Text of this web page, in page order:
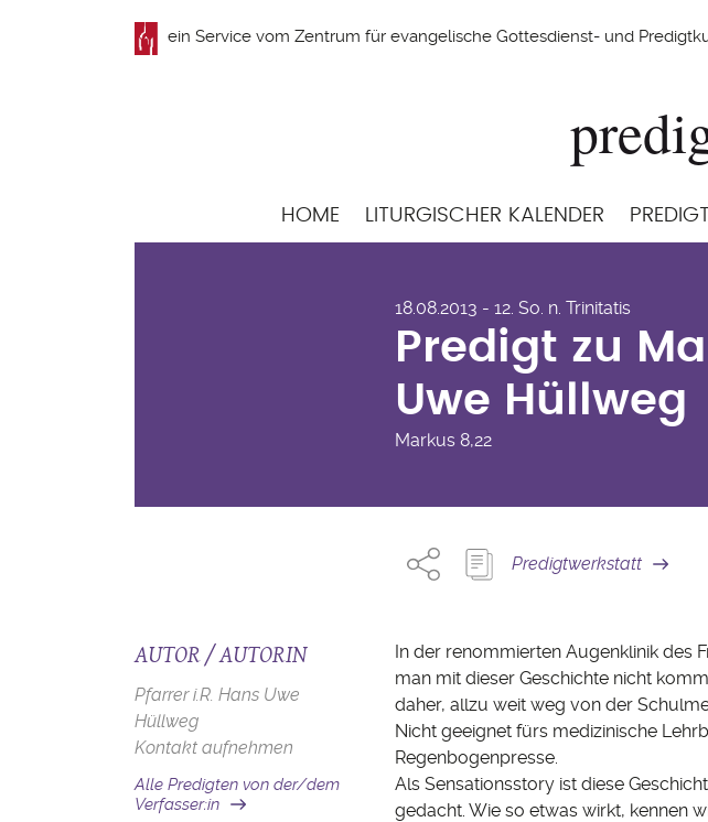
ein Service vom Zentrum für evangelische Gottesdienst- und
Hauptnavigation
HOME LITURGISCHER KALENDER
Hüllweg
18.08.2013 - 12. So. n. Trinitatis
Predigt zu
Uwe Hüllweg
Markus 8,22
Predigtwerkstatt
AUTOR / AUTORIN
Pfarrer i.R. Hans Uwe
Hüllweg
Kontakt aufnehmen
Alle Predigten von der/dem
Verfasser:in
In der renommierten Augenklinik des
man mit dieser Geschichte nicht
daher, allzu weit weg von der
Nicht geeignet fürs medizinische
Regenbogenpresse.
Als Sensationsstory ist diese
gedacht. Wie so etwas wirkt, kennen